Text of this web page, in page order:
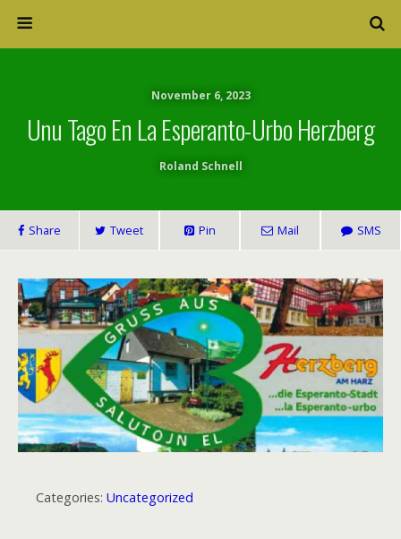
November 6, 2023
Unu Tago En La Esperanto-Urbo Herzberg
Roland Schnell
Share Tweet Pin Mail SMS
Categories: Uncategorized